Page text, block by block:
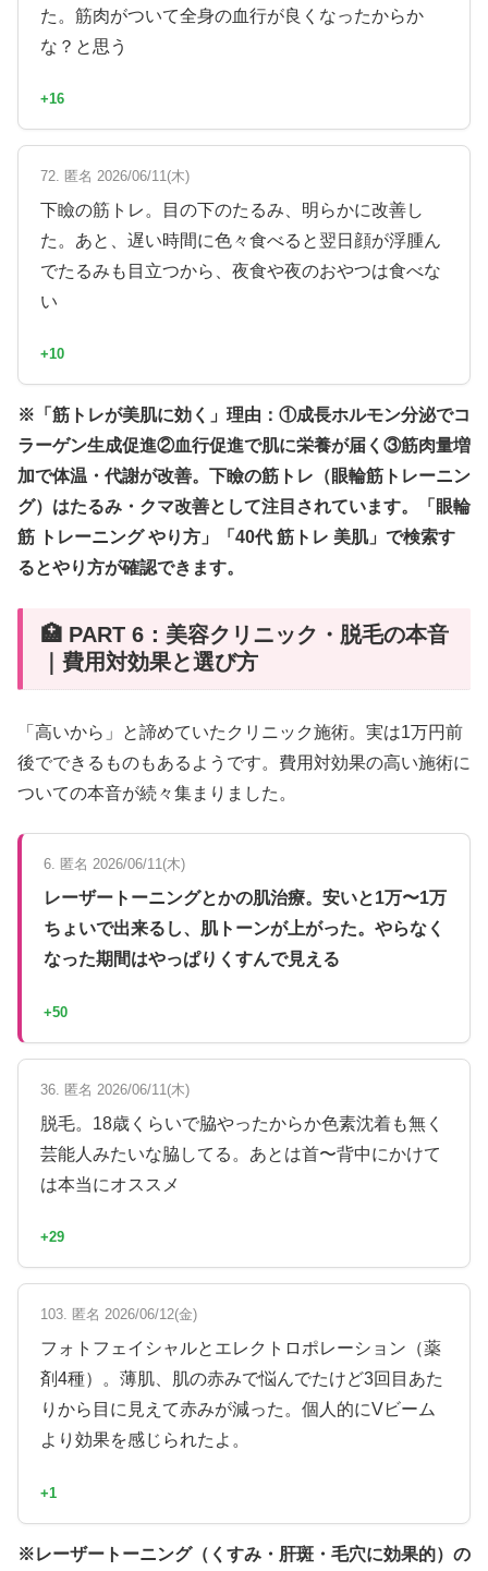
た。筋肉がついて全身の血行が良くなったからか
な？と思う
+16
72. 匿名 2026/06/11(木)
下瞼の筋トレ。目の下のたるみ、明らかに改善し
た。あと、遅い時間に色々食べると翌日顔が浮腫ん
でたるみも目立つから、夜食や夜のおやつは食べな
い
+10
※「筋トレが美肌に効く」理由：①成長ホルモン分泌でコ
ラーゲン生成促進②血行促進で肌に栄養が届く③筋肉量増
加で体温・代謝が改善。下瞼の筋トレ（眼輪筋トレーニン
グ）はたるみ・クマ改善として注目されています。「眼輪
筋 トレーニング やり方」「40代 筋トレ 美肌」で検索す
るとやり方が確認できます。
🏥 PART 6：美容クリニック・脱毛の本音
｜費用対効果と選び方
「高いから」と諦めていたクリニック施術。実は1万円前
後でできるものもあるようです。費用対効果の高い施術に
ついての本音が続々集まりました。
6. 匿名 2026/06/11(木)
レーザートーニングとかの肌治療。安いと1万〜1万
ちょいで出来るし、肌トーンが上がった。やらなく
なった期間はやっぱりくすんで見える
+50
36. 匿名 2026/06/11(木)
脱毛。18歳くらいで脇やったからか色素沈着も無く
芸能人みたいな脇してる。あとは首〜背中にかけて
は本当にオススメ
+29
103. 匿名 2026/06/12(金)
フォトフェイシャルとエレクトロポレーション（薬
剤4種）。薄肌、肌の赤みで悩んでたけど3回目あた
りから目に見えて赤みが減った。個人的にVビーム
より効果を感じられたよ。
+1
※レーザートーニング（くすみ・肝斑・毛穴に効果的）の